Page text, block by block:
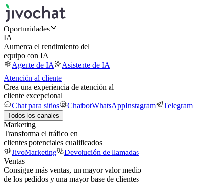
Oportunidades
IA
Aumenta el rendimiento del
equipo con IA
Agente de IA
Asistente de IA
Atención al cliente
Crea una experiencia de atención al
cliente excepcional
Chat para sitios
ChatbotWhatsAppInstagram Telegram
Todos los canales
Marketing
Transforma el tráfico en
clientes potenciales cualificados
JivoMarketing
Devolución de llamadas
Ventas
Consigue más ventas, un mayor valor medio
de los pedidos y una mayor base de clientes